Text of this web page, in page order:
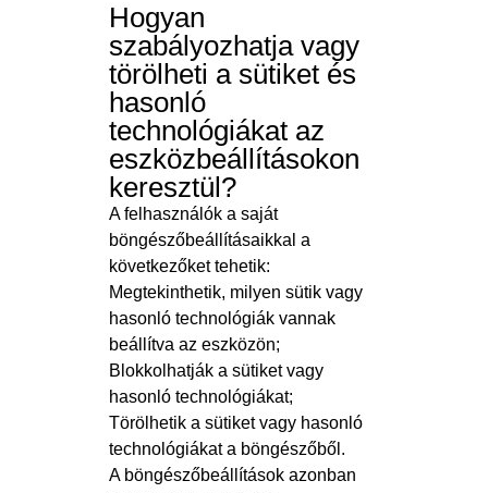
Hogyan
szabályozhatja vagy
törölheti a sütiket és
hasonló
technológiákat az
eszközbeállításokon
keresztül?
A felhasználók a saját
böngészőbeállításaikkal a
következőket tehetik:
Megtekinthetik, milyen sütik vagy
hasonló technológiák vannak
beállítva az eszközön;
Blokkolhatják a sütiket vagy
hasonló technológiákat;
Törölhetik a sütiket vagy hasonló
technológiákat a böngészőből.
A böngészőbeállítások azonban